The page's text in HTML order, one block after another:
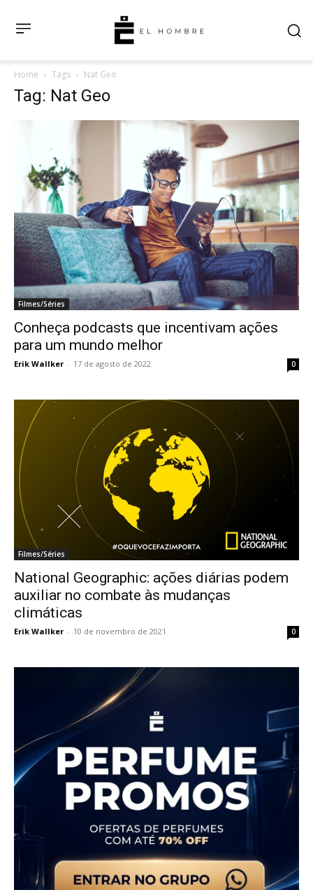
Home Tags Nat Geo
Tag: Nat Geo
Filmes/Séries
Conheça podcasts que incentivam ações
para um mundo melhor
Erik Wallker - 17 de agosto de 2022 0
Filmes/Séries
National Geographic: ações diárias podem
auxiliar no combate às mudanças
climáticas
Erik Wallker - 10 de novembro de 2021 0